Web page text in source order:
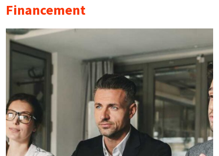
Financement